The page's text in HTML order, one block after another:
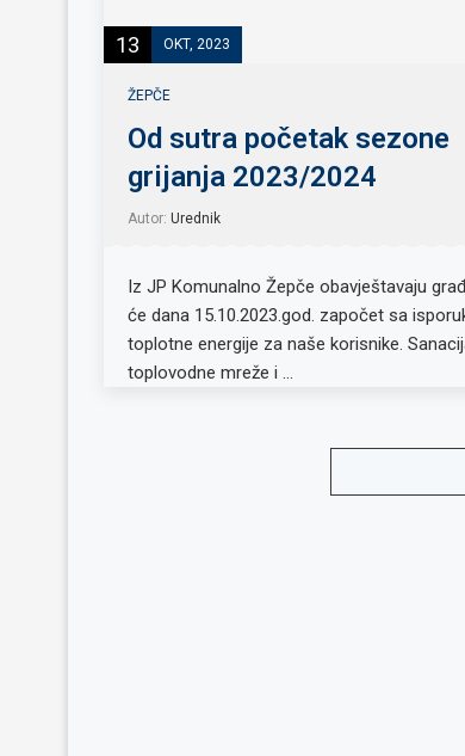
13 OKT, 2023
ŽEPČE
Od sutra početak sezone
grijanja 2023/2024
Autor: Urednik
Iz JP Komunalno Žepče obavještavaju
će dana 15.10.2023.god. započet sa
toplotne energije za naše korisnike.
toplovodne mreže i …